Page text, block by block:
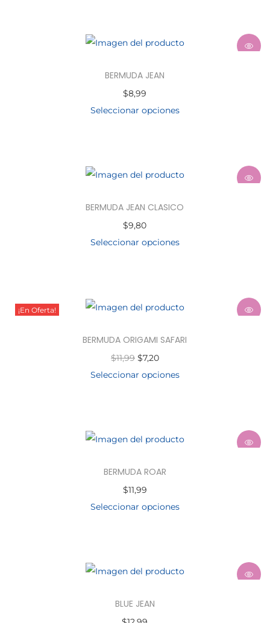
BERMUDA JEAN
$8,99
Seleccionar opciones
BERMUDA JEAN CLASICO
$9,80
Seleccionar opciones
¡En Oferta!
BERMUDA ORIGAMI SAFARI
$11,99 $7,20
Seleccionar opciones
BERMUDA ROAR
$11,99
Seleccionar opciones
BLUE JEAN